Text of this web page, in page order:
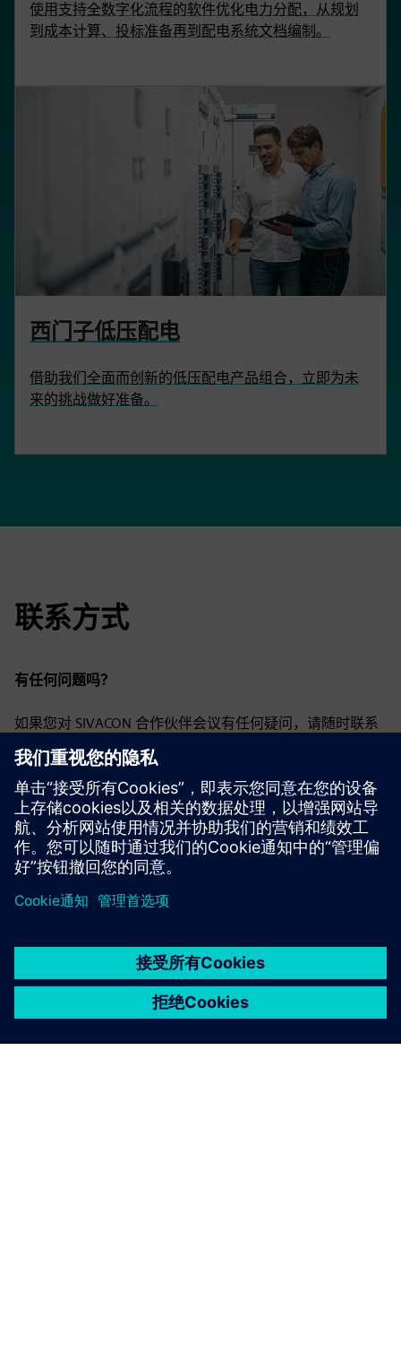
使用支持全数字化流程的软件优化电力分配，从规划
到成本计算、投标准备再到配电系统文档编制。
西门子低压配电
借助我们全面而创新的低压配电产品组合，立即为未
来的挑战做好准备。
联系方式
有任何问题吗？
如果您对 SIVACON 合作伙伴会议有任何疑问，请随时联系
我们：
对于技术问题，请联系 schalttechnik.at@siemens.com
对于组织问题，请联系 silvia.poinstingl@siemens.com
我们会尽快给您回复。